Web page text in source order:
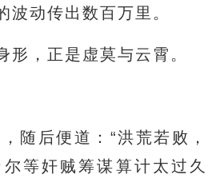
动传出数百万里。
，正是虚莫与云霄。
随后便道：“洪荒若败，
等奸贼筹谋算计太过久